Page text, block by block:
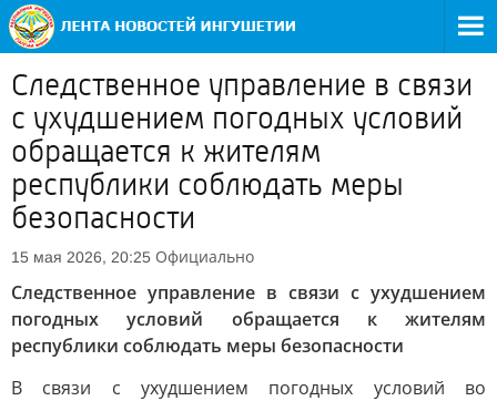
Следственное управление в связи
с ухудшением погодных условий
обращается к жителям
республики соблюдать меры
безопасности
15 мая 2026, 20:25 Официально
Следственное управление в связи с ухудшением
погодных условий обращается к жителям
республики соблюдать меры безопасности
В связи с ухудшением погодных условий во